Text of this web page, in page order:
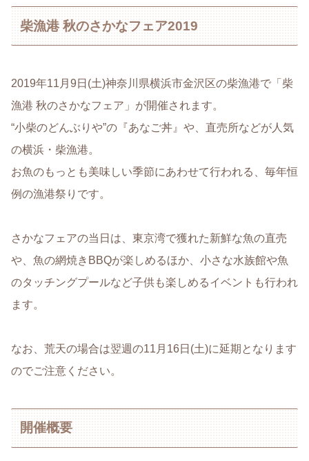
柴漁港 秋のさかなフェア2019
2019年11月9日(土)神奈川県横浜市金沢区の柴漁港で「柴
漁港 秋のさかなフェア」が開催されます。
“小柴のどんぶりや”の『あなご丼』や、直売所などが人気
の横浜・柴漁港。
お魚のもっとも美味しい季節にあわせて行われる、毎年恒
例の漁港祭りです。
さかなフェアの当日は、東京湾で獲れた新鮮な魚の直売
や、魚の網焼きBBQが楽しめるほか、小さな水族館や魚
のタッチングプールなど子供も楽しめるイベントも行われ
ます。
なお、荒天の場合は翌週の11月16日(土)に延期となります
のでご注意ください。
開催概要